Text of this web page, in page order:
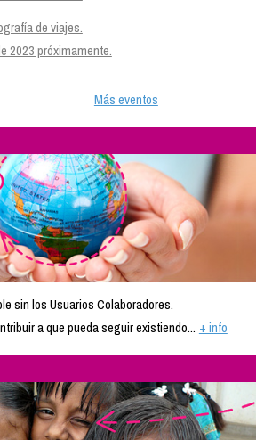
de viajes.
2023 próximamente.
Más eventos
sin los Usuarios Colaboradores.
a que pueda seguir existiendo... + info